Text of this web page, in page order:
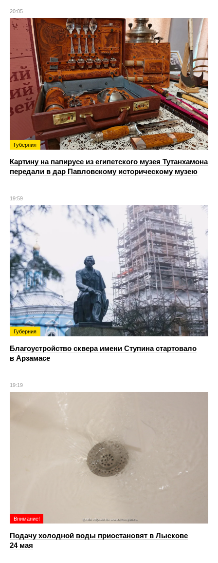
20:05
Губерния
Картину на папирусе из египетского музея Тутанхамона
передали в дар Павловскому историческому музею
19:59
Губерния
Благоустройство сквера имени Ступина стартовало
в Арзамасе
19:19
Внимание!
Подачу холодной воды приостановят в Лыскове
24 мая